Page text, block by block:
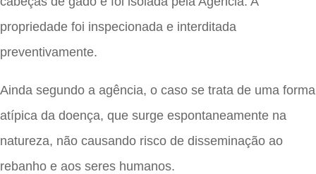
propriedade foi inspecionada e interditada
preventivamente.
Ainda segundo a agência, o caso se trata de uma forma
atípica da doença, que surge espontaneamente na
natureza, não causando risco de disseminação ao
rebanho e aos seres humanos.